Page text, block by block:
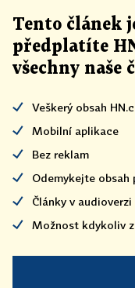
Tento článek
předplatíte
všechny naše
Veškerý obsah
Mobilní aplikace
Bez reklam
Odemykejte obsah
Články v
Možnost kdykoliv